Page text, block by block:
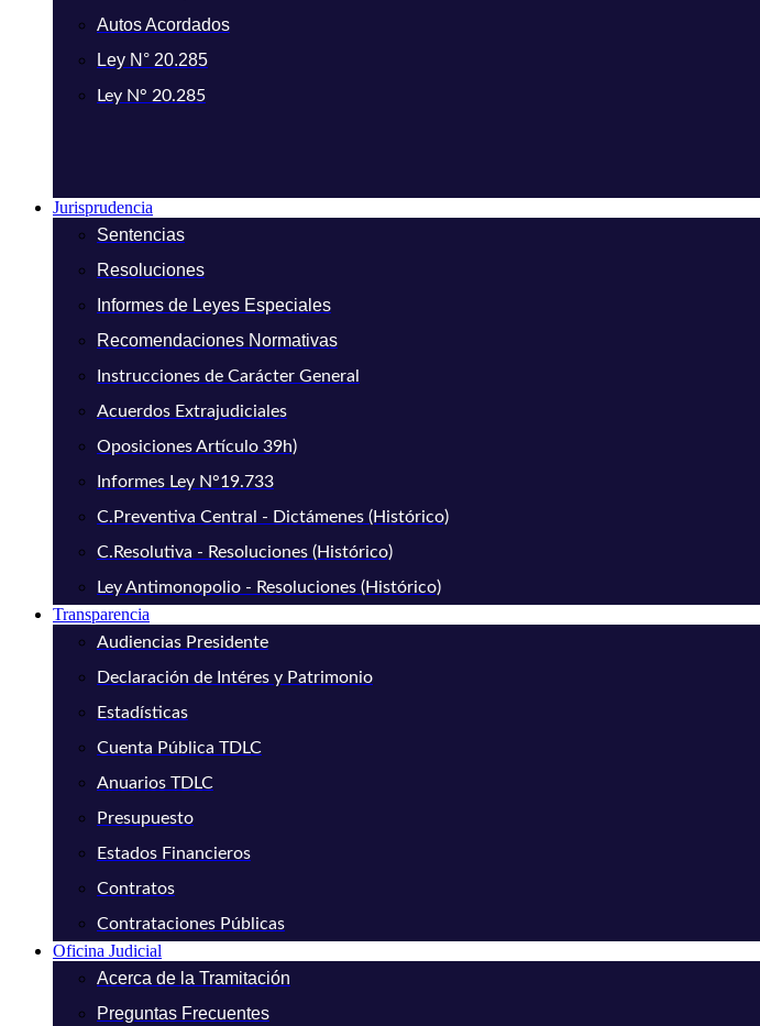
Autos Acordados
Ley N° 20.285
Ley N° 20.285
Jurisprudencia
Sentencias
Resoluciones
Informes de Leyes Especiales
Recomendaciones Normativas
Instrucciones de Carácter General
Acuerdos Extrajudiciales
Oposiciones Artículo 39h)
Informes Ley N°19.733
C.Preventiva Central - Dictámenes (Histórico)
C.Resolutiva - Resoluciones (Histórico)
Ley Antimonopolio - Resoluciones (Histórico)
Transparencia
Audiencias Presidente
Declaración de Intéres y Patrimonio
Estadísticas
Cuenta Pública TDLC
Anuarios TDLC
Presupuesto
Estados Financieros
Contratos
Contrataciones Públicas
Oficina Judicial
Acerca de la Tramitación
Preguntas Frecuentes